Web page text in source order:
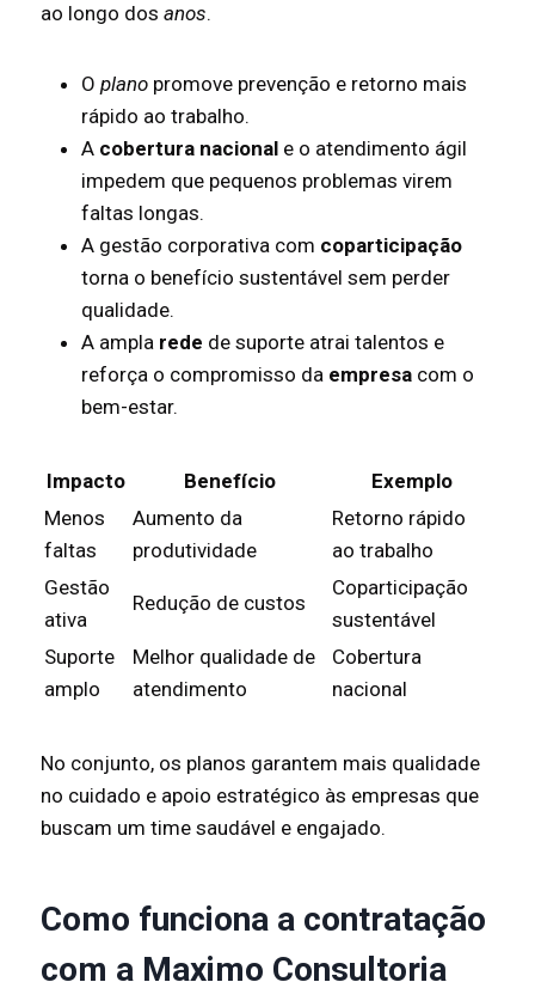
ao longo dos anos.
O plano promove prevenção e retorno mais
rápido ao trabalho.
A cobertura nacional e o atendimento ágil
impedem que pequenos problemas virem
faltas longas.
A gestão corporativa com coparticipação
torna o benefício sustentável sem perder
qualidade.
A ampla rede de suporte atrai talentos e
reforça o compromisso da empresa com o
bem-estar.
Impacto Benefício
Exemplo
Menos
faltas
Aumento da
produtividade
Retorno rápido
ao trabalho
Gestão
ativa
Redução de custos
Coparticipação
sustentável
Suporte
amplo
Melhor qualidade de
atendimento
Cobertura
nacional
No conjunto, os planos garantem mais qualidade
no cuidado e apoio estratégico às empresas que
buscam um time saudável e engajado.
Como funciona a contratação
com a Maximo Consultoria